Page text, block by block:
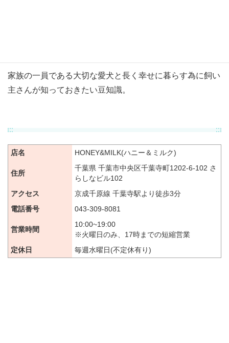
家族の一員である大切な愛犬と長く幸せに暮らす為に飼い
主さんが知っておきたい豆知識。
店名 HONEY&MILK(ハニー＆ミルク)
住所
千葉県 千葉市中央区千葉寺町1202-6-102 さ
らしなビル102
アクセス
京成千原線 千葉寺駅より徒歩3分
電話番号
043-309-8081
営業時間
10:00~19:00
※火曜日のみ、17時までの短縮営業
定休日
毎週水曜日(不定休有り)